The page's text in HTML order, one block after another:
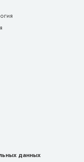
данных